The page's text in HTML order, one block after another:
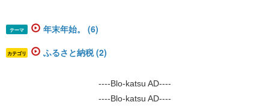
テーマ 年末年始。 (6)
カテゴリ ふるさと納税 (2)
----Blo-katsu AD----
----Blo-katsu AD----